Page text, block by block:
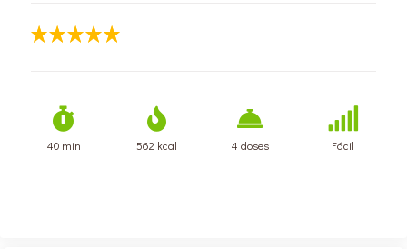
40 min 562 kcal 4 doses Fácil